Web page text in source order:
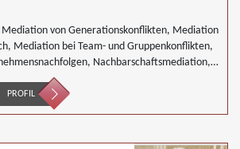
von Generationskonflikten, Mediation
Mediation bei Team- und Gruppenkonflikten,
Nachbarschaftsmediation,
PROFIL